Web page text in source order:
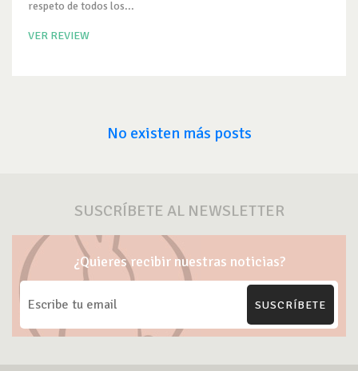
respeto de todos los...
VER REVIEW
No existen más posts
SUSCRÍBETE AL NEWSLETTER
¿Quieres recibir nuestras noticias?
SUSCRÍBETE